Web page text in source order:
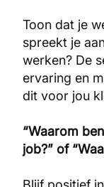
Toon dat je
spreekt je
werken? De
ervaring en
dit voor jou
“Waarom
job?” of